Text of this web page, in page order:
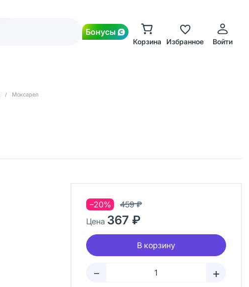
Бонусы
Корзина Избранное Войти
/ Моксарел
−20%
459 ₽
Цена 367 ₽
В корзину
– +